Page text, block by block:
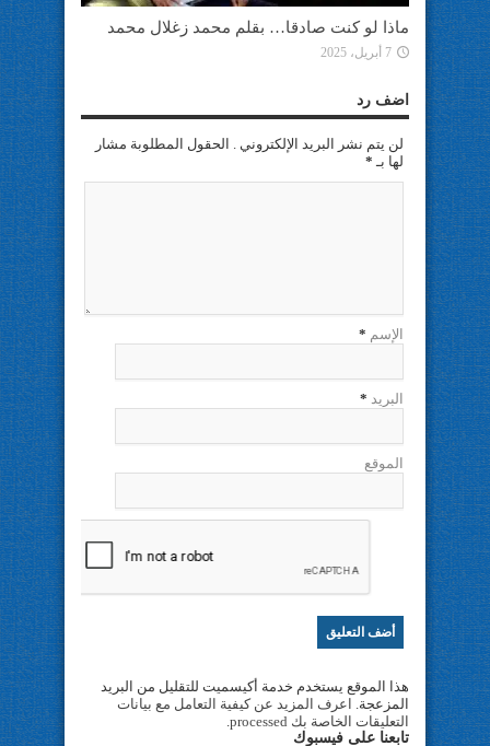
ماذا لو كنت صادقا… بقلم محمد زغلال محمد
7 أبريل، 2025
اضف رد
لن يتم نشر البريد الإلكتروني . الحقول المطلوبة مشار
لها بـ *
الإسم *
البريد *
الموقع
هذا الموقع يستخدم خدمة أكيسميت للتقليل من البريد
المزعجة. اعرف المزيد عن كيفية التعامل مع بيانات
التعليقات الخاصة بك processed
.
تابعنا على فيسبوك